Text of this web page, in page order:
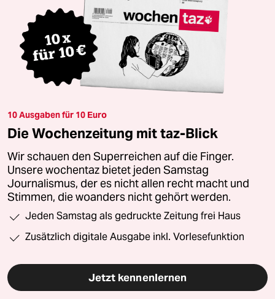
10 Ausgaben für 10 Euro
Die Wochenzeitung mit taz-Blick
Wir schauen den Superreichen auf die Finger.
Unsere wochentaz bietet jeden Samstag
Journalismus, der es nicht allen recht macht und
Stimmen, die woanders nicht gehört werden.
Jeden Samstag als gedruckte Zeitung frei Haus
Zusätzlich digitale Ausgabe inkl. Vorlesefunktion
Jetzt kennenlernen